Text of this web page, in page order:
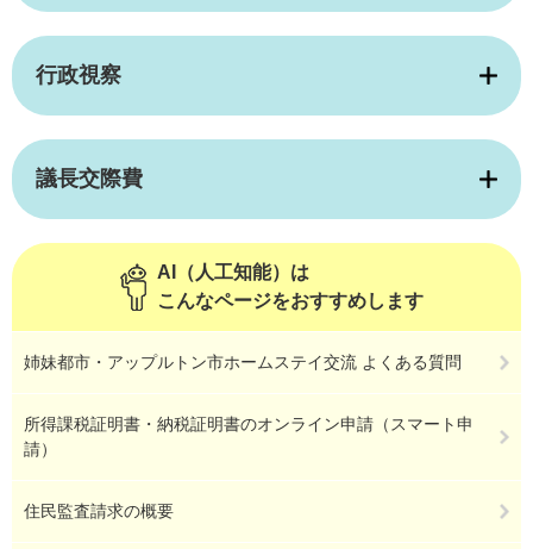
行政視察
議長交際費
AI（人工知能）は
こんなページをおすすめします
姉妹都市・アップルトン市ホームステイ交流 よくある質問
所得課税証明書・納税証明書のオンライン申請（スマート申
請）
住民監査請求の概要